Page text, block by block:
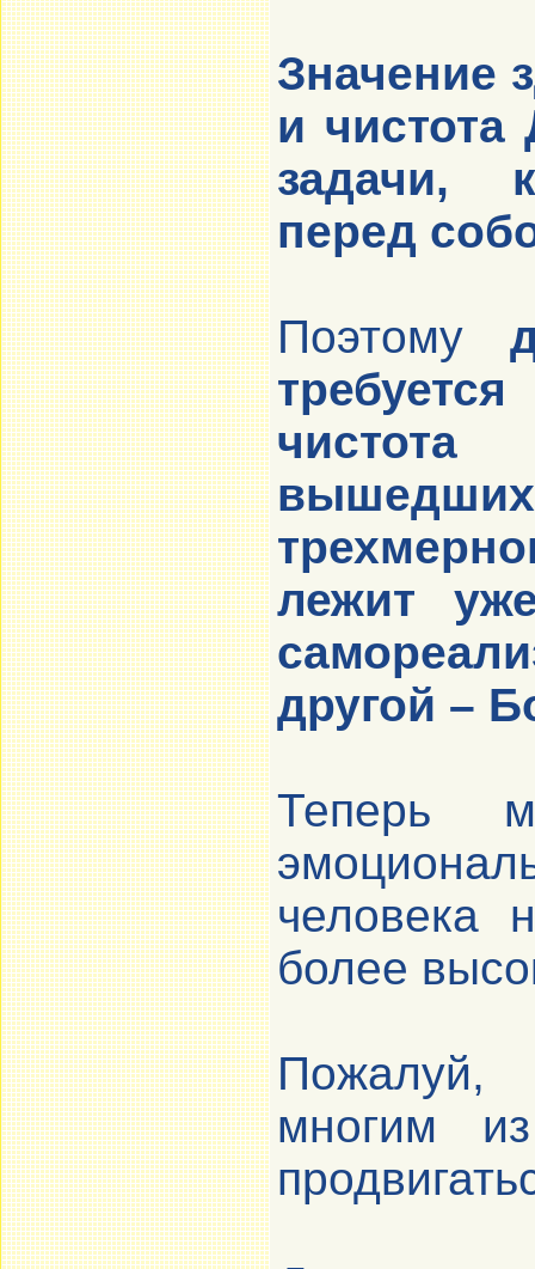
Значение
и чистота
задачи,
перед
Поэтому
лежит
другой –
Теперь
человека
более
многим